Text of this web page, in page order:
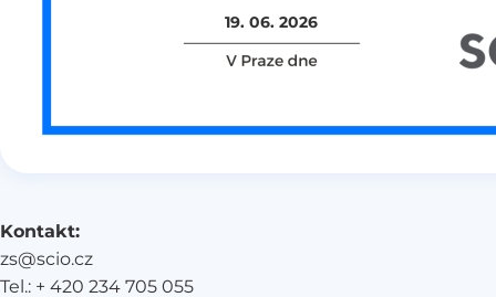
19. 06. 2026
Kontakt:
zs@scio.cz
Tel.: + 420 234 705 055